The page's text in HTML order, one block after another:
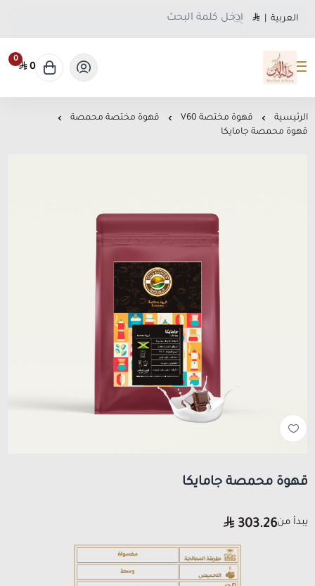
العربية
متجر دلة البن
0
0
الرئيسية قهوة مختصة V60
قهوة مختصة محمصة
قهوة محمصة جامايكا
قهوة محمصة جامايكا
يبدأ من303.26